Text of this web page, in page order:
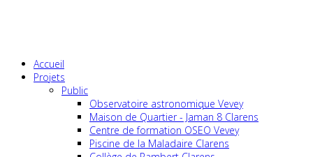
Accueil
Projets
Public
Observatoire astronomique Vevey
Maison de Quartier - Jaman 8 Clarens
Centre de formation OSEO Vevey
Piscine de la Maladaire Clarens